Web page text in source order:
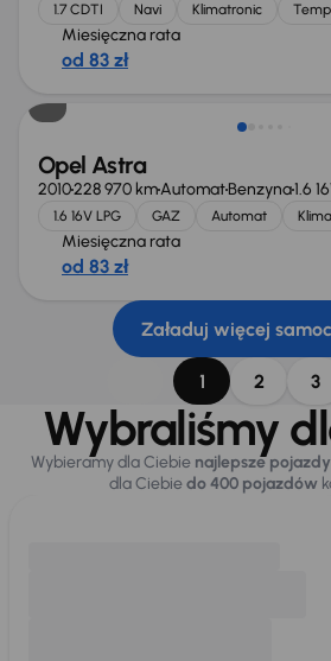
1.7 CDTI Navi Klimatronic
Miesięczna rata
od 83 zł
Taniej o 1 000 zł
Opel Astra
2010228 970 kmAutomatBenzyna1.6
1.6 16V LPG GAZ Automat Klima
Miesięczna rata
od 83 zł
Załaduj więcej
1 2 3
Wybraliśmy
Wybieramy dla Ciebie najlepsze pojazdy
dla Ciebiedo 400 pojazdów